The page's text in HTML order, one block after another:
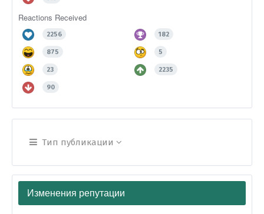
Reactions Received
2256 182
875 5
23 2235
90
Тип публикации
Изменения репутации